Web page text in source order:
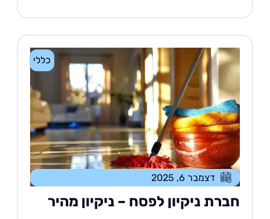
כללי
דצמבר 6, 2025
ניקיון לפסח – ניקיון מהיר